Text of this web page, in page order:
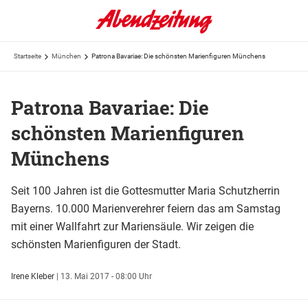
Startseite München Patrona Bavariae: Die schönsten Marienfiguren Münchens
Patrona Bavariae: Die
schönsten Marienfiguren
Münchens
Seit 100 Jahren ist die Gottesmutter Maria Schutzherrin
Bayerns. 10.000 Marienverehrer feiern das am Samstag
mit einer Wallfahrt zur Mariensäule. Wir zeigen die
schönsten Marienfiguren der Stadt.
Irene Kleber | 13. Mai 2017 - 08:00 Uhr